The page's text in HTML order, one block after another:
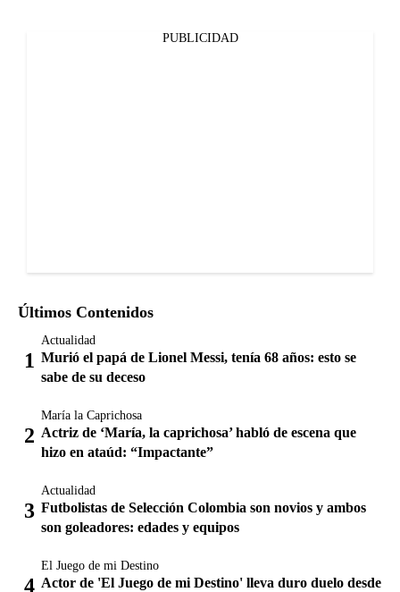
PUBLICIDAD
Últimos Contenidos
Actualidad
Murió el papá de Lionel Messi, tenía 68 años: esto se
sabe de su deceso
María la Caprichosa
Actriz de ‘María, la caprichosa’ habló de escena que
hizo en ataúd: “Impactante”
Actualidad
Futbolistas de Selección Colombia son novios y ambos
son goleadores: edades y equipos
El Juego de mi Destino
Actor de 'El Juego de mi Destino' lleva duro duelo desde